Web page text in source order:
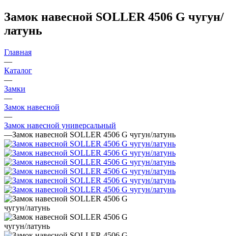
Замок навесной SOLLER 4506 G чугун/
латунь
Главная
—
Каталог
—
Замки
—
Замок навесной
—
Замок навесной универсальный
—Замок навесной SOLLER 4506 G чугун/латунь